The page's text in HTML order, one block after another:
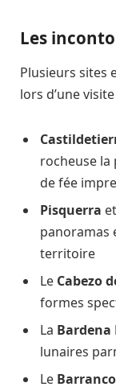
Les
Plusieurs sites
lors d’une
rocheuse
de fée
Pisquerra et
panoramas
territoire
Le Cabezo
formes
La Bardena
lunaires
Le